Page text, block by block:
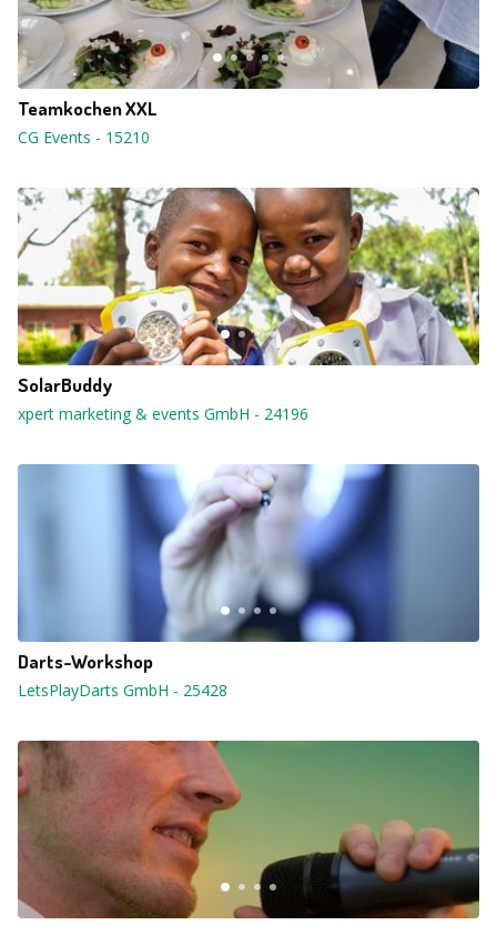
Teamkochen XXL
CG Events - 15210
SolarBuddy
xpert marketing & events GmbH - 24196
Darts-Workshop
LetsPlayDarts GmbH - 25428